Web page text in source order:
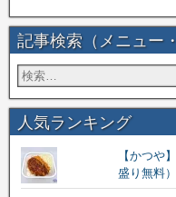
記事検索（メニュー
人気ランキング
【かつや
盛り無料